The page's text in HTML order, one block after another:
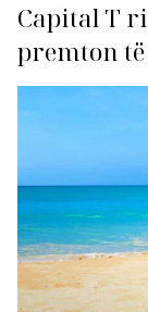
Capital T
premton